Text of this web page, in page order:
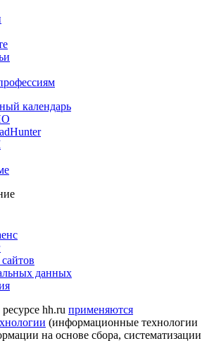
календарь
данных
hh.ru применяются
(информационные технологии
на основе сбора, систематизации